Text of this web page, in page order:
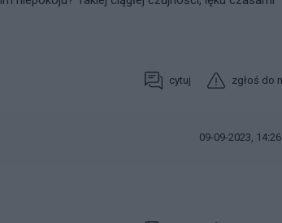
cytuj zgłoś do
09-09-2023,